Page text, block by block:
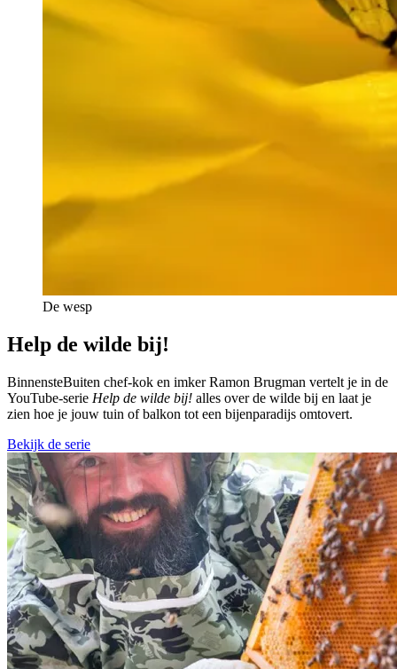
De wesp
Help de wilde bij!
BinnensteBuiten chef-kok en imker Ramon Brugman vertelt je in de
YouTube-serie Help de wilde bij! alles over de wilde bij en laat je
zien hoe je jouw tuin of balkon tot een bijenparadijs omtovert.
Bekijk de serie